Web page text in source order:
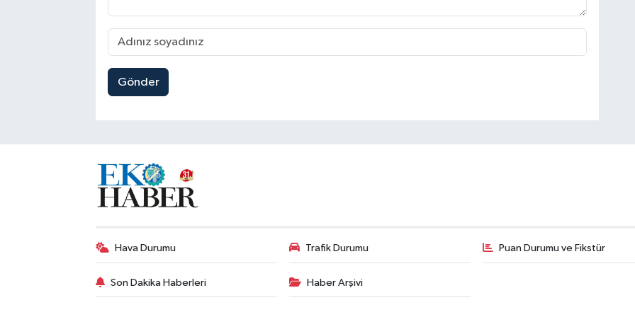
Gönder
Hava Durumu Trafik Durumu Puan Durumu ve Fikstür
Son Dakika Haberleri Haber Arşivi